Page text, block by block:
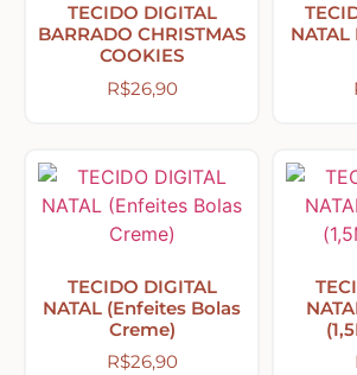
Pet – Animais
Mesa Posta Coração
Plaquinhas – Fundos – Molduras
Religiosos – Zen – Gratidão
TECIDO DIGITAL
BARRADO CHRISTMAS
COOKIES
R$26,90
TECIDO DIGITAL
NATAL (Enfeites Bolas
Creme)
R$26,90